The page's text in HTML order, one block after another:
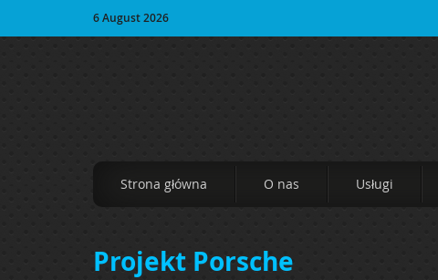
6 August 2026
Strona główna O nas Usługi
Projekt Porsche